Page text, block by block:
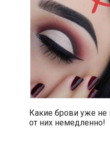
Какие брови уже не
от них немедленно!